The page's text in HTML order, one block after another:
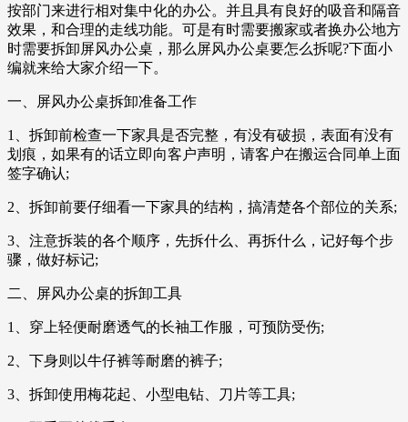
按部门来进行相对集中化的办公。并且具有良好的吸音和隔音
效果，和合理的走线功能。可是有时需要搬家或者换办公地方
时需要拆卸屏风办公桌，那么屏风办公桌要怎么拆呢?下面小
编就来给大家介绍一下。
一、屏风办公桌拆卸准备工作
1、拆卸前检查一下家具是否完整，有没有破损，表面有没有
划痕，如果有的话立即向客户声明，请客户在搬运合同单上面
签字确认;
2、拆卸前要仔细看一下家具的结构，搞清楚各个部位的关系;
3、注意拆装的各个顺序，先拆什么、再拆什么，记好每个步
骤，做好标记;
二、屏风办公桌的拆卸工具
1、穿上轻便耐磨透气的长袖工作服，可预防受伤;
2、下身则以牛仔裤等耐磨的裤子;
3、拆卸使用梅花起、小型电钻、刀片等工具;